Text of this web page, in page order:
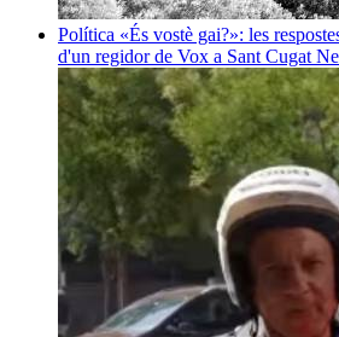
Política «És vostè gai?»: les
d'un regidor de Vox a Sant Cugat